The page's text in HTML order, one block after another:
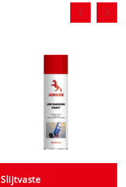
Slijtvaste